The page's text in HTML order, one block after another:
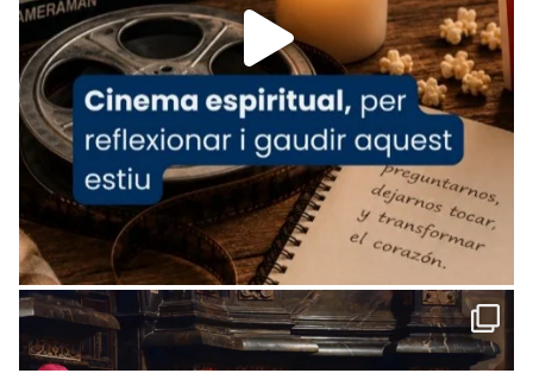
View on Facebook · Share
Arquebisbat de Barcelona
1 week ago
«Avui les santes Juliana i Semproniana ens
ajuden a alçar la mirada»
Mons. Sergi Gordo, bisbe de Tortosa, ha
presidit aquest 27 de juliol la missa de Les
Santes de Mataró.
🔗tinyurl.com/cvu5jmbk
📸 J. Merino